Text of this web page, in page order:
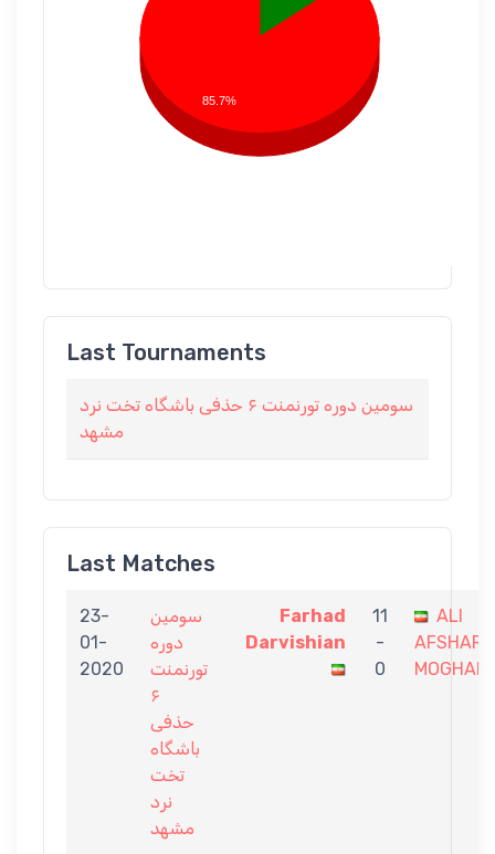
85.7%
Last Tournaments
سومین دوره تورنمنت ۶ حذفی باشگاه تخت نرد
مشهد
Last Matches
23-
01-
2020
سومین
دوره
تورنمنت
۶
حذفی
باشگاه
تخت
نرد
مشهد
Farhad
Darvishian
11
-
0
ALI
AFSHAR